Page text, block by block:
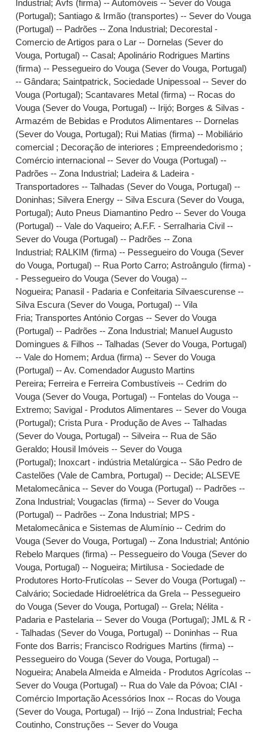
Industrial ;Avfs (firma) -- Automóveis -- Sever do Vouga
(Portugal); Santiago & Irmão (transportes) -- Sever do Vouga
(Portugal) -- Padrões -- Zona Industrial; Decorestal -
Comercio de Artigos para o Lar -- Dornelas (Sever do
Vouga, Portugal) -- Casal;Apolinário Rodrigues Martins
(firma) -- Pessegueiro do Vouga (Sever do Vouga, Portugal)
-- Gândara; Saintpatrick, Sociedade Unipessoal -- Sever do
Vouga (Portugal); Scantavares Metal (firma) -- Rocas do
Vouga (Sever do Vouga, Portugal) -- Irijó; Borges & Silvas -
Armazém de Bebidas e Produtos Alimentares -- Dornelas
(Sever do Vouga, Portugal); Rui Matias (firma) -- Mobiliário
comercial ; Decoração de interiores ; Empreendedorismo ;
Comércio internacional -- Sever do Vouga (Portugal) --
Padrões -- Zona Industrial; Ladeira & Ladeira -
Transportadores -- Talhadas (Sever do Vouga, Portugal) --
Doninhas; Silvera Energy -- Silva Escura (Sever do Vouga,
Portugal);Auto Pneus Diamantino Pedro -- Sever do Vouga
(Portugal) -- Vale do Vaqueiro;A.F.F. - Serralharia Civil --
Sever do Vouga (Portugal) -- Padrões -- Zona
Industrial; RALKIM (firma) -- Pessegueiro do Vouga (Sever
do Vouga, Portugal) -- Rua Porto Carro;Astroângulo (firma) -
- Pessegueiro do Vouga (Sever do Vouga) --
Nogueira; Panasil - Padaria e Confeitaria Silvaescurense --
Silva Escura (Sever do Vouga, Portugal) -- Vila
Fria;Transportes António Corgas -- Sever do Vouga
(Portugal) -- Padrões -- Zona Industrial; Manuel Augusto
Domingues & Filhos -- Talhadas (Sever do Vouga, Portugal)
-- Vale do Homem;Ardua (firma) -- Sever do Vouga
(Portugal) -- Av. Comendador Augusto Martins
Pereira; Ferreira e Ferreira Combustíveis -- Cedrim do
Vouga (Sever do Vouga, Portugal) -- Fontelas do Vouga --
Extremo; Savigal - Produtos Alimentares -- Sever do Vouga
(Portugal);Crista Pura - Produção de Aves -- Talhadas
(Sever do Vouga, Portugal) -- Silveira -- Rua de São
Geraldo; Housil Imóveis -- Sever do Vouga
(Portugal); Inoxcart - indústria Metalúrgica -- São Pedro de
Castelões (Vale de Cambra, Portugal) -- Decide;ALSEVE
Metalomecânica -- Sever do Vouga (Portugal) -- Padrões --
Zona Industrial;Vougaclas (firma) -- Sever do Vouga
(Portugal) -- Padrões -- Zona Industrial; MPS -
Metalomecânica e Sistemas de Alumínio -- Cedrim do
Vouga (Sever do Vouga, Portugal) -- Zona Industrial;António
Rebelo Marques (firma) -- Pessegueiro do Vouga (Sever do
Vouga, Portugal) -- Nogueira; Mirtilusa - Sociedade de
Produtores Horto-Frutícolas -- Sever do Vouga (Portugal) --
Calvário; Sociedade Hidroelétrica da Grela -- Pessegueiro
do Vouga (Sever do Vouga, Portugal) -- Grela; Nélita -
Padaria e Pastelaria -- Sever do Vouga (Portugal);JML & R -
- Talhadas (Sever do Vouga, Portugal) -- Doninhas -- Rua
Fonte dos Barris; Francisco Rodrigues Martins (firma) --
Pessegueiro do Vouga (Sever do Vouga, Portugal) --
Nogueira;Anabela Almeida e Almeida - Produtos Agrícolas --
Sever do Vouga (Portugal) -- Rua do Vale da Póvoa;CIAI -
Comércio Importação Acessórios Inox -- Rocas do Vouga
(Sever do Vouga, Portugal) -- Irijó -- Zona Industrial; Fecha
Coutinho, Construções -- Sever do Vouga